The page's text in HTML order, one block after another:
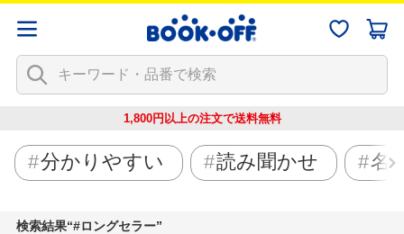
1,800円以上の注文で送料無料
分かりやすい 読み聞かせ 名
検索結果 #ロングセラー